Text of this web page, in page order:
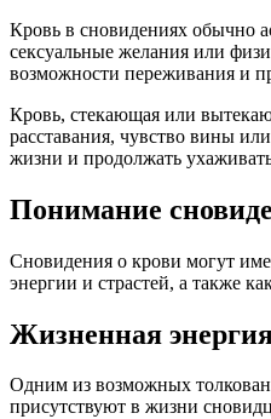
Кровь в сновидениях обычно
сексуальные желания или
возможности переживания и
Кровь, стекающая или
расставания, чувство вины
жизни и продолжать
Понимание
Сновидения о крови могут
энергии и страстей, а также
Жизненная
Одним из возможных
присутствуют в жизни